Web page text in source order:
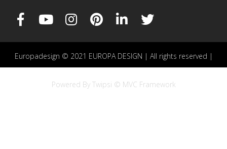
Europadesign © 2021 EUROPA DESIGN | All rights reserved |
Powered By Twipsi © MVC Framework